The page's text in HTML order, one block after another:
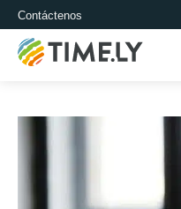
Contáctenos
Timely